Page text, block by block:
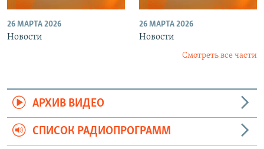
26 МАРТА 2026
Новости
26 МАРТА 2026
Новости
Смотреть все части
АРХИВ ВИДЕО
СПИСОК РАДИОПРОГРАММ